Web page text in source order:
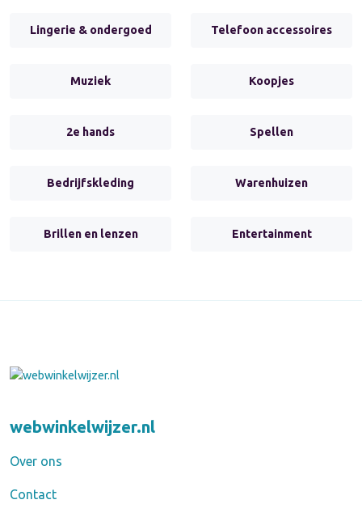
Lingerie & ondergoed Telefoon accessoires
Muziek Koopjes
2e hands Spellen
Bedrijfskleding Warenhuizen
Brillen en lenzen Entertainment
webwinkelwijzer.nl
Over ons
Contact